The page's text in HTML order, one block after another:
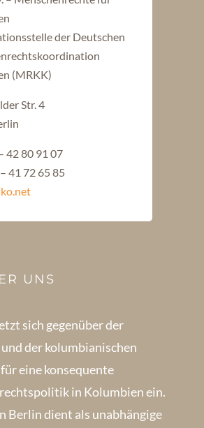
der Deutschen
(MRKK)
Str. 4
42 80 91 07
41 72 65 85
UNS
sich gegenüber der
der kolumbianischen
eine konsequente
in Kolum­bien ein.
Berlin dient als unabhängige